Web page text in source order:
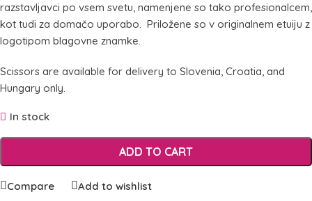
razstavljavci po vsem svetu, namenjene so tako profesionalcem,
kot tudi za domačo uporabo. Priložene so v originalnem etuiju z
logotipom blagovne znamke.
Scissors are available for delivery to Slovenia, Croatia, and
Hungary only.
In stock
ADD TO CART
Compare Add to wishlist